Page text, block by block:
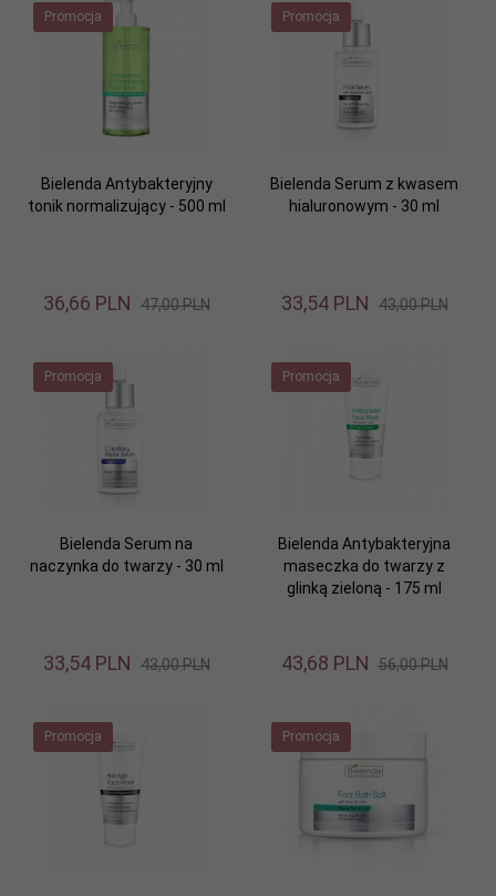
Promocja
Bielenda Antybakteryjny
tonik normalizujący - 500 ml
36,66 PLN 47,00 PLN
Promocja
Bielenda Serum z kwasem
hialuronowym - 30 ml
33,54 PLN 43,00 PLN
Promocja
Bielenda Serum na
naczynka do twarzy - 30 ml
33,54 PLN 43,00 PLN
Promocja
Bielenda Antybakteryjna
maseczka do twarzy z
glinką zieloną - 175 ml
43,68 PLN 56,00 PLN
Promocja Promocja